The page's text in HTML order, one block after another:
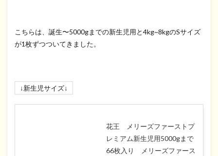
こちらは、誕生〜5000gまでの新生児用と4kg~8kgのSサイズ
が1枚ずつついてきました。
↓新生児サイズ↓
花王 メリーズファーストプ
レミアム新生児用5000gまで
66枚入り メリーズファース